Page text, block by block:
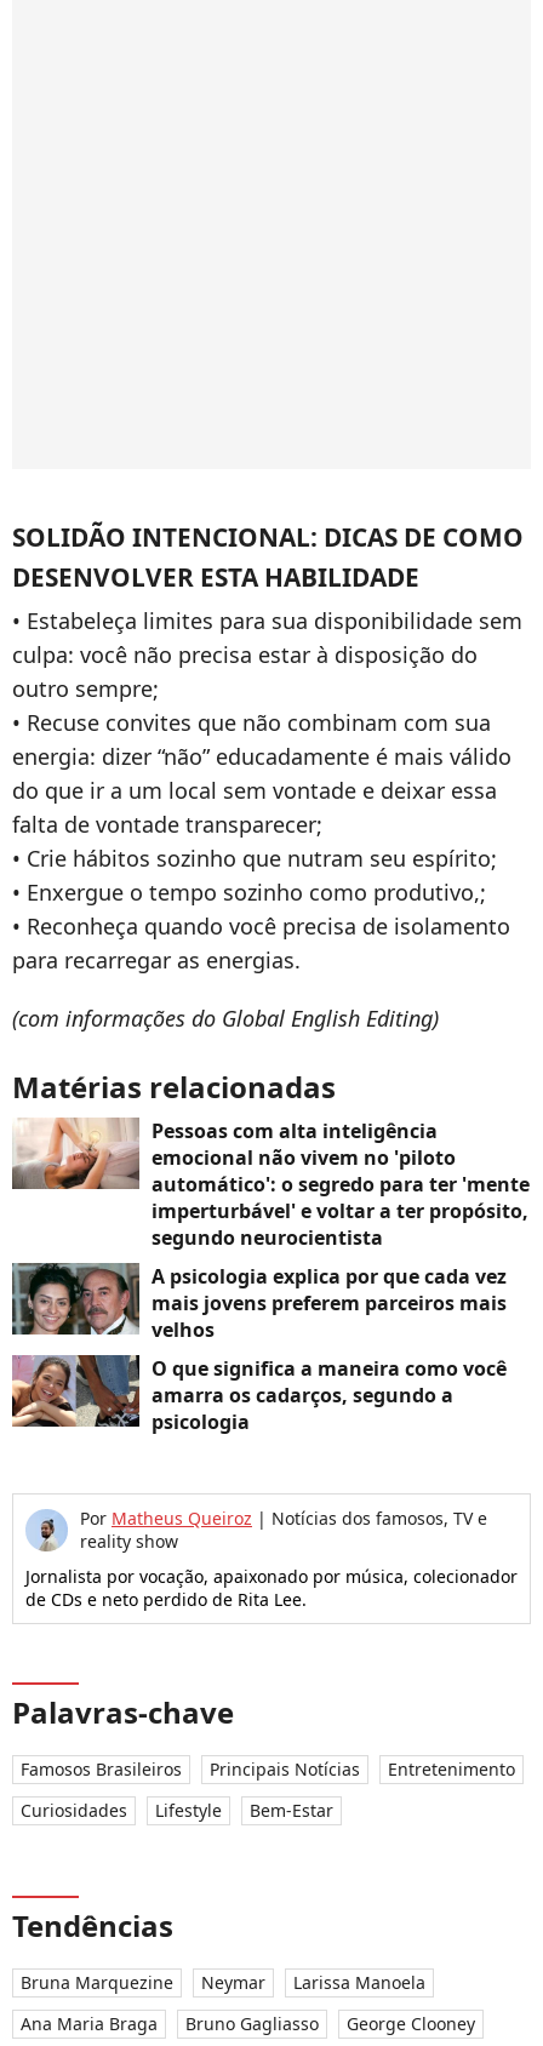
SOLIDÃO INTENCIONAL: DICAS DE COMO
DESENVOLVER ESTA HABILIDADE
• Estabeleça limites para sua disponibilidade sem
culpa: você não precisa estar à disposição do
outro sempre;
• Recuse convites que não combinam com sua
energia: dizer “não” educadamente é mais válido
do que ir a um local sem vontade e deixar essa
falta de vontade transparecer;
• Crie hábitos sozinho que nutram seu espírito;
• Enxergue o tempo sozinho como produtivo,;
• Reconheça quando você precisa de isolamento
para recarregar as energias.
(com informações do Global English Editing)
Matérias relacionadas
Pessoas com alta inteligência
emocional não vivem no 'piloto
automático': o segredo para ter 'mente
imperturbável' e voltar a ter propósito,
segundo neurocientista
A psicologia explica por que cada vez
mais jovens preferem parceiros mais
velhos
O que significa a maneira como você
amarra os cadarços, segundo a
psicologia
Por Matheus Queiroz | Notícias dos famosos, TV e
reality show
Jornalista por vocação, apaixonado por música, colecionador
de CDs e neto perdido de Rita Lee.
Palavras-chave
Famosos Brasileiros Principais Notícias
Entretenimento
Curiosidades
Lifestyle Bem-Estar
Tendências
Bruna Marquezine Neymar
Larissa Manoela
Ana Maria Braga
Bruno Gagliasso George Clooney